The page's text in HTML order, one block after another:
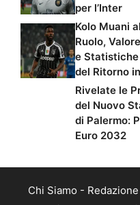
per l’Inter
Kolo Muani
Ruolo,
e
del Ritorno
Rivelate le
del Nuovo
di Palermo:
Euro 2032
Chi Siamo - Redazione